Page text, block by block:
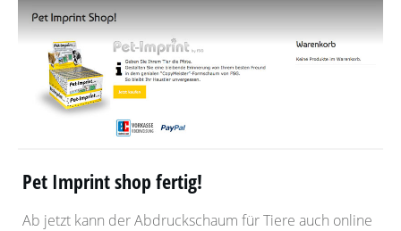
Pet Imprint shop fertig!
Ab jetzt kann der Abdruckschaum für Tiere auch online